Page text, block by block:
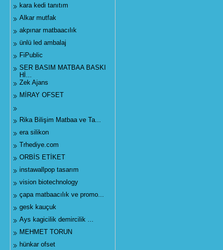
kara kedi tanıtım
Alkar mutfak
akpınar matbaacılık
ünlü led ambalaj
FiPublic
SER BASIM MATBAA BASKI
Hİ...
Zek Ajans
MİRAY OFSET
Rika Bilişim Matbaa ve Ta...
era silikon
Trhediye.com
ORBİS ETİKET
instawallpop tasarım
vision biotechnology
çapa matbaacılık ve promo...
gesk kauçuk
Ays kagicilik demircilik ...
MEHMET TORUN
hünkar ofset